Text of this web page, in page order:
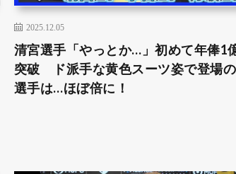
2025.12.05
清宮選手「やっとか…」初めて年俸1
突破 ド派手な黄色スーツ姿で登場
選手は…ほぼ倍に！